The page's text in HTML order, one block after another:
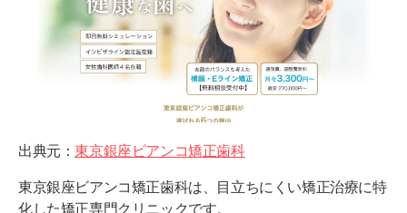
出典元：東京銀座ビアンコ矯正歯科
東京銀座ビアンコ矯正歯科は、目立ちにくい矯正治療に特
化した矯正専門クリニックです。